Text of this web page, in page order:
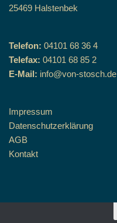
25469 Halstenbek
Telefon: 04101 68 36 4
Telefax: 04101 68 85 2
E-Mail: info@von-stosch.de
Impressum
Datenschutzerklärung
AGB
Kontakt